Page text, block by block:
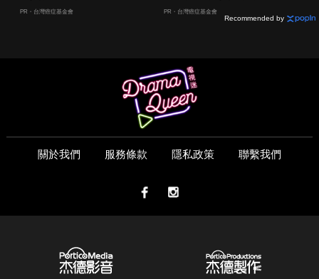
PR・台灣癌症基金會
嫌晚！
PR・台灣癌症基金會
Recommended by
關於我們 服務條款 隱私政策 聯繫我們